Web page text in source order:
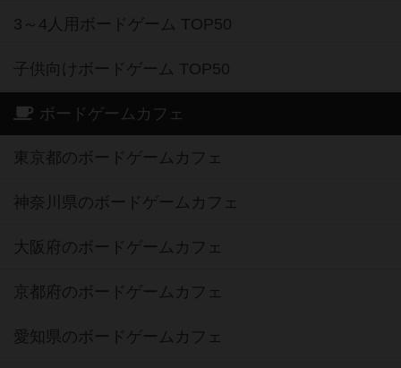
3～4人用ボードゲーム TOP50
子供向けボードゲーム TOP50
ボードゲームカフェ
東京都のボードゲームカフェ
神奈川県のボードゲームカフェ
大阪府のボードゲームカフェ
京都府のボードゲームカフェ
愛知県のボードゲームカフェ